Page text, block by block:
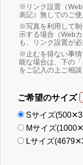
※リンク設置（
表記）無しでのご使
※写真を利用して
示する場合（Web
も、リンク設置が必
※止むを得ない事
能な場合は、下の
をご記入の上ご相談
ご希望のサイズ
Sサイズ
Mサイズ
Lサイズ